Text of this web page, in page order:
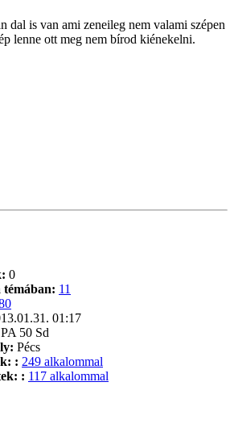
dal is van ami zeneileg nem valami szépen
lenne ott meg nem bírod kiénekelni.
0
témában: 11
01:17
50 Sd
Pécs
: 249 alkalommal
: 117 alkalommal